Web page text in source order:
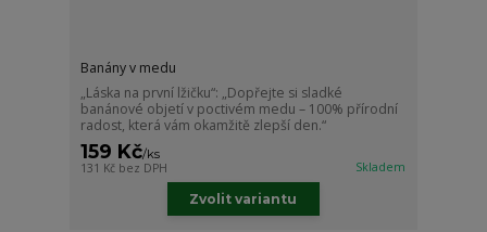
Banány v medu
„Láska na první lžičku“: „Dopřejte si sladké
banánové objetí v poctivém medu – 100% přírodní
radost, která vám okamžitě zlepší den.“
159 Kč/ks
131 Kč bez DPH Skladem
Zvolit variantu